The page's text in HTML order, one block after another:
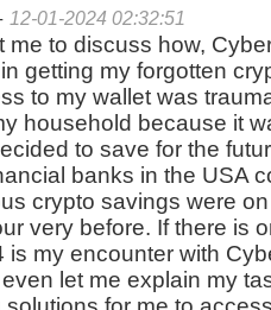
12-01-2024 02:32:51
me to discuss how,
getting my forgotten
to my wallet was
household because it
to save for the
banks in the USA
crypto savings were
very before. If there is
is my encounter with
let me explain my